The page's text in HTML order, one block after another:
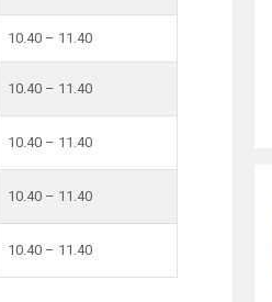
10.40 – 11.40
10.40 – 11.40
10.40 – 11.40
10.40 – 11.40
10.40 – 11.40